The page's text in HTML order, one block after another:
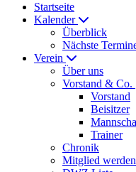
Startseite
Kalender
Überblick
Nächste
Verein
Über uns
Vorstand & Co.
Vorstand
Beisitzer
Trainer
Chronik
Mitglied werden